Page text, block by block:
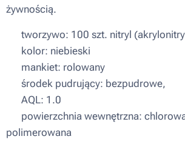
żywnością.
▪ tworzywo: 100 szt. nitryl
▪ kolor: niebieski
▪ mankiet: rolowany
▪ środek pudrujący: bezpudrowe,
▪ AQL: 1.0
▪ powierzchnia wewnętrzna:
polimerowana